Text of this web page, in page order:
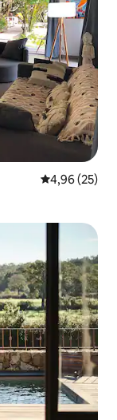
Gemiddelde
4,96 (25)